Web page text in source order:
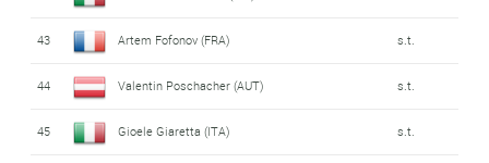
43 Artem Fofonov (FRA) s.t.
44 Valentin Poschacher (AUT) s.t.
45 Gioele Giaretta (ITA) s.t.